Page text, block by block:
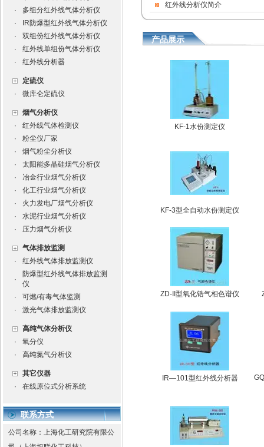
·
多组分红外线气体分析仪
·
IR防爆型红外线气体分析仪
·
双组份红外线气体分析仪
·
红外线单组份气体分析仪
·
红外线分析器
定硫仪
·
微库仑定硫仪
烟气分析仪
·
红外线气体检测仪
·
粉尘仪厂家
·
烟气粉尘分析仪
·
太阳能多晶硅烟气分析仪
·
冶金行业烟气分析仪
·
化工行业烟气分析仪
·
火力发电厂烟气分析仪
·
水泥行业烟气分析仪
·
压力烟气分析仪
气体排放监测
·
红外线气体排放监测仪
·
防爆型红外线气体排放监测
仪
·
可燃/有毒气体监测
·
激光气体排放监测仪
高纯气体分析仪
·
氧分仪
·
高纯氮气分析仪
其它仪器
·
在线原位式分析系统
联系方式
公司名称：上海化工研究院有限公
红外线分析仪简介
产品展示
KF-1水份测定仪
KF-3型全自动水份测定仪
ZD-II型氧化锆气相色谱仪
IR—101型红外线分析器